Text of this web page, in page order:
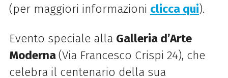
(per maggiori informazioni clicca qui).
Evento speciale alla Galleria d’Arte
Moderna(Via Francesco Crispi 24), che
celebra il centenario della sua